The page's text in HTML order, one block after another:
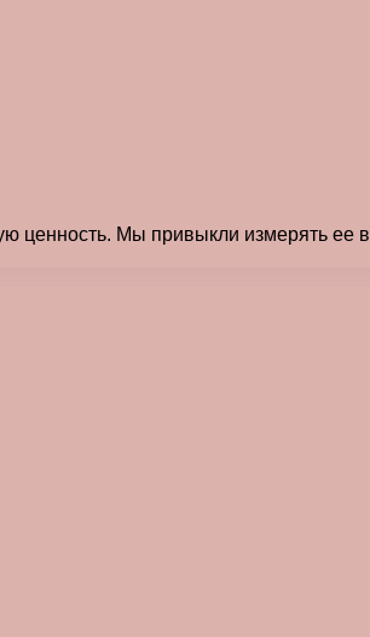
ценность. Мы привыкли измерять